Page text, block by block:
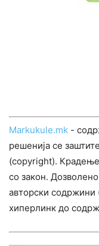
Markukule.mk -
решенија се
(copyright).
со закон.
авторски содржини
хиперлинк до